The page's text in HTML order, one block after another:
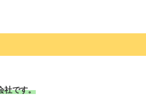
社です。